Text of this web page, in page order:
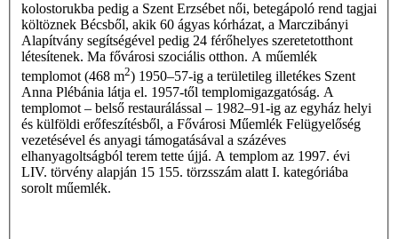
kolostorukba pedig a Szent Erzsébet női, betegápoló rend tagjai
költöznek Bécsből, akik 60 ágyas kórházat, a Marczibányi
Alapítvány segítségével pedig 24 férőhelyes szeretetotthont
létesítenek. Ma fővárosi szociális otthon. A műemlék
templomot (468 m2) 1950–57-ig a területileg illetékes Szent
Anna Plébánia látja el. 1957-től templomigazgatóság. A
templomot – belső resta­urálással – 1982–91-ig az egyház helyi
és külföldi erőfeszítésből, a Fővárosi Műemlék Felügyelőség
ve­zetésével és anyagi támogatásával a százéves
elhanyagoltságból terem­ tette újjá. A templom az 1997. évi
LIV. törvény alapján 15 155. törzsszám alatt I. kate­góriába
sorolt műemlék.